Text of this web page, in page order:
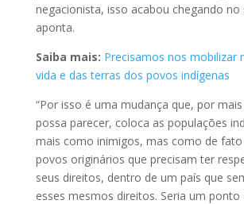
negacionista, isso acabou chegando no
aponta.
Saiba mais: Precisamos nos mobilizar
vida e das terras dos povos indígenas
“Por isso é uma mudança que, por
possa parecer, coloca as populações
mais como inimigos, mas como de fato
povos originários que precisam ter
seus direitos, dentro de um país que
esses mesmos direitos. Seria um ponto